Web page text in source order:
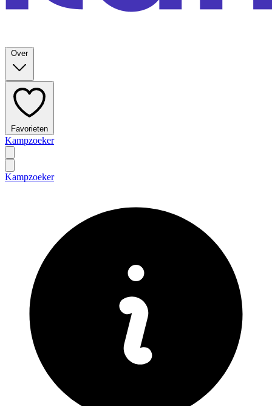
Over
Favorieten
Kampzoeker
Kampzoeker